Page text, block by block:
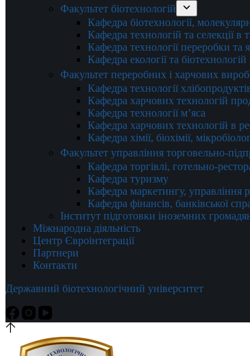
Факультет біотехнологій
Кафедра біотехнології,
Кафедра технологій та селекції в
Кафедра технології переробки та
Кафедра екології та
Факультет переробних і харчових
Кафедра технології
Кафедра харчових технологій
Кафедра технології м’яса
Кафедра харчових технологій в
Кафедра хімії, біохімії,
Факультет управління торговельно-
Кафедра торгівлі, готельно-
Кафедра туризму
Кафедра маркетингу, управління
Кафедра фінансів, банківської
Інститут підготовки іноземних
Міжнародна діяльність
Центр Євроінтеграції
Партнери
Контакти
Державний біотехнологічний університет